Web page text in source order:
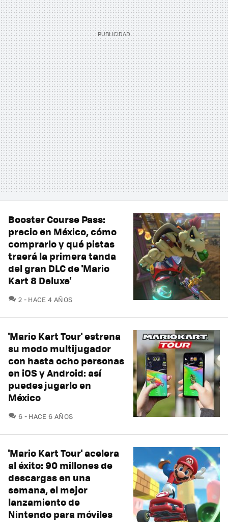
Booster Course Pass:
precio en México, cómo
comprarlo y qué pistas
traerá la primera tanda
del gran DLC de 'Mario
Kart 8 Deluxe'
2 COMENTARIOS
HACE 4 AÑOS
'Mario Kart Tour' estrena
su modo multijugador
con hasta ocho personas
en iOS y Android: así
puedes jugarlo en
México
6 COMENTARIOS
HACE 6 AÑOS
'Mario Kart Tour' acelera
al éxito: 90 millones de
descargas en una
semana, el mejor
lanzamiento de
Nintendo para móviles